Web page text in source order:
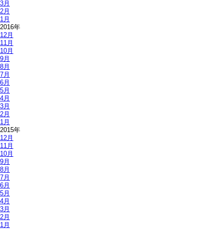
3月
2月
1月
2016年
12月
11月
10月
9月
8月
7月
6月
5月
4月
3月
2月
1月
2015年
12月
11月
10月
9月
8月
7月
6月
5月
4月
3月
2月
1月